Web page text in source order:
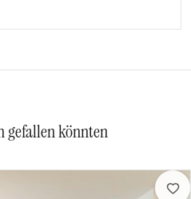
gefallen könnten